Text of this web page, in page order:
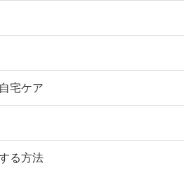
宅ケア
る方法